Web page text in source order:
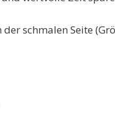
schmalen Seite